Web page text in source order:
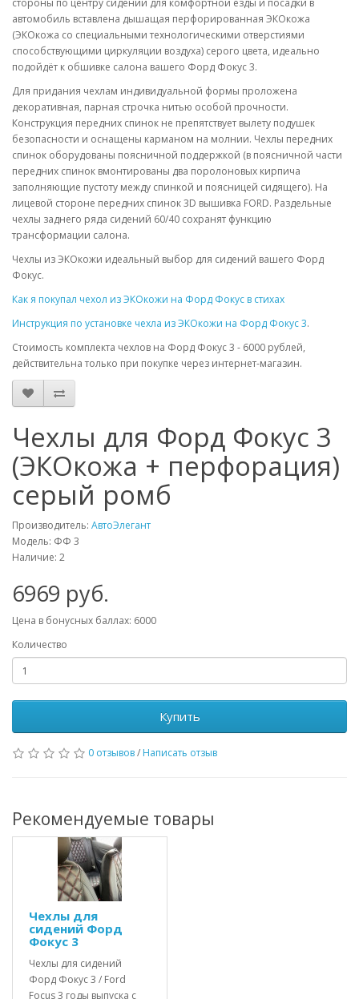
стороны по центру сидений для комфортной езды и посадки в
автомобиль вставлена дышащая перфорированная ЭКОкожа
(ЭКОкожа со специальными технологическими отверстиями
способствующими циркуляции воздуха) серого цвета, идеально
подойдёт к обшивке салона вашего Форд Фокус 3.
Для придания чехлам индивидуальной формы проложена
декоративная, парная строчка нитью особой прочности.
Конструкция передних спинок не препятствует вылету подушек
безопасности и оснащены карманом на молнии. Чехлы передних
спинок оборудованы поясничной поддержкой (в поясничной части
передних спинок вмонтированы два поролоновых кирпича
заполняющие пустоту между спинкой и поясницей сидящего). На
лицевой стороне передних спинок 3D вышивка FORD. Раздельные
чехлы заднего ряда сидений 60/40 сохранят функцию
трансформации салона.
Чехлы из ЭКОкожи идеальный выбор для сидений вашего Форд
Фокус.
Как я покупал чехол из ЭКОкожи на Форд Фокус в стихах
Инструкция по установке чехла из ЭКОкожи на Форд Фокус 3.
Стоимость комплекта чехлов на Форд Фокус 3 - 6000 рублей,
действительна только при покупке через интернет-магазин.
Чехлы для Форд Фокус 3
(ЭКОкожа + перфорация)
серый ромб
Производитель: АвтоЭлегант
Модель: ФФ 3
Наличие: 2
6969 руб.
Цена в бонусных баллах: 6000
Количество
Купить
0 отзывов/ Написать отзыв
Рекомендуемые товары
Чехлы для
сидений Форд
Фокус 3
Чехлы для сидений
Форд Фокус 3 / Ford
Focus 3 годы выпуска с